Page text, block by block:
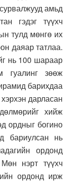
амьд
гэдэг түүхч
тулд мөнгө их
даяар татлаа.
нь 100 шараар
гуалинг зөөж
барихдаа
дарласан
хийж
ордныг богино
бариулсан нь
ордонд
нэрт түүхч
ордонд ирж